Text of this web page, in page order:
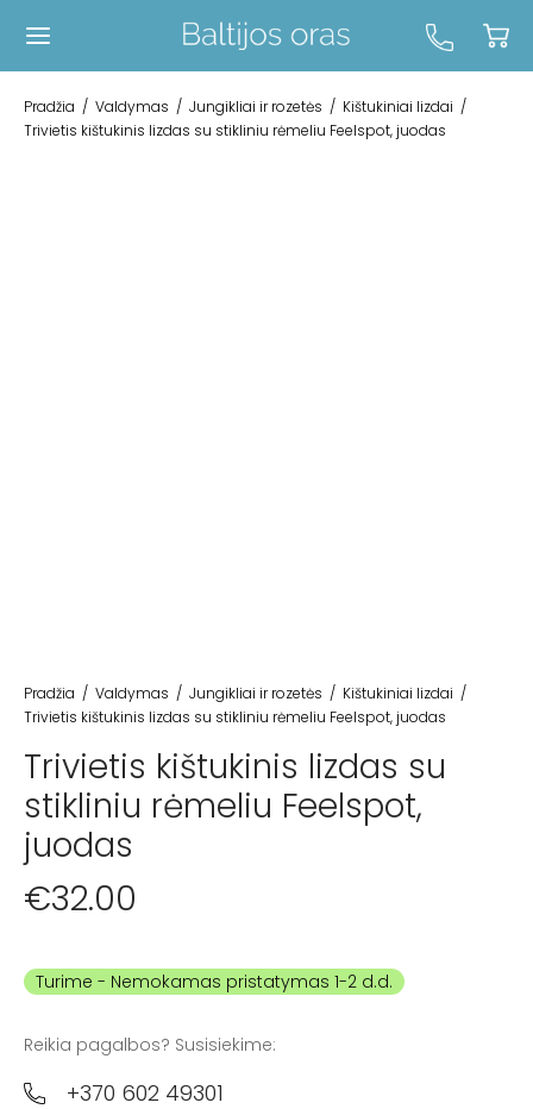
Pradžia / Valdymas / Jungikliai ir rozetės / Kištukiniai lizdai /
Trivietis kištukinis lizdas su stikliniu rėmeliu Feelspot, juodas
Pradžia / Valdymas / Jungikliai ir rozetės / Kištukiniai lizdai /
Trivietis kištukinis lizdas su stikliniu rėmeliu Feelspot, juodas
Trivietis kištukinis lizdas su
stikliniu rėmeliu Feelspot,
juodas
€32.00
Turime
Reikia pagalbos? Susisiekime:
+370 602 49301